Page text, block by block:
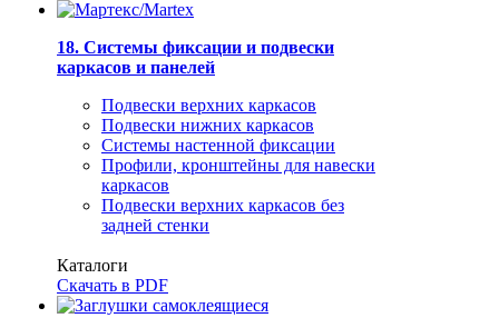
18. Системы фиксации и подвески
каркасов и панелей
Подвески верхних каркасов
Подвески нижних каркасов
Системы настенной фиксации
Профили, кронштейны для навески
каркасов
Подвески верхних каркасов без
задней стенки
Каталоги
Скачать в PDF